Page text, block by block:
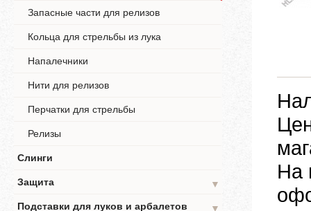
Запасные части для релизов
Кольца для стрельбы из лука
Напалечники
Нити для релизов
Перчатки для стрельбы
Релизы
Слинги
Защита
▼
Подставки для луков и арбалетов
▼
На